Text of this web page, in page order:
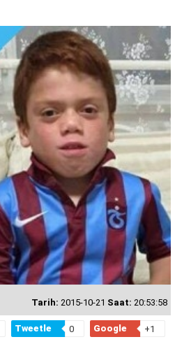
Tarih: 2015-10-21 Saat: 20:53:58
Tweetle 0 Google +1